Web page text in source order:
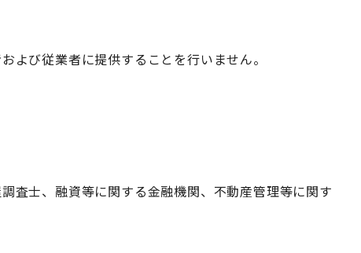
よび従業者に提供することを行いません。
査士、融資等に関する金融機関、不動産管理等に関す